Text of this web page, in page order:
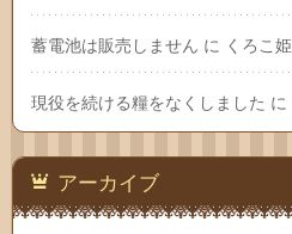
蓄電池は販売しません に くろこ姫
現役を続ける糧をなくしました に
アーカイブ